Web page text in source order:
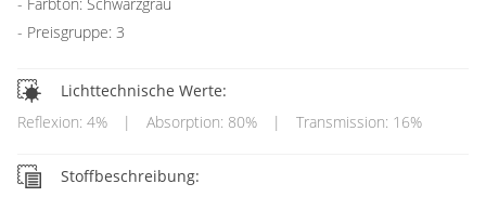
Preisgruppe: 3
Lichttechnische Werte:
Reflexion: 4%
| Absorption: 80% | Transmission: 16%
Stoffbeschreibung: